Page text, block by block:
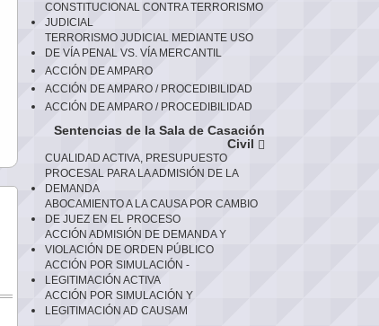
CONSTITUCIONAL CONTRA TERRORISMO
JUDICIAL
TERRORISMO JUDICIAL MEDIANTE USO
DE VÍA PENAL VS. VÍA MERCANTIL
ACCIÓN DE AMPARO
ACCIÓN DE AMPARO / PROCEDIBILIDAD
ACCIÓN DE AMPARO / PROCEDIBILIDAD
Sentencias de la Sala de Casación
Civil
CUALIDAD ACTIVA, PRESUPUESTO
PROCESAL PARA LA ADMISIÓN DE LA
DEMANDA
ABOCAMIENTO A LA CAUSA POR CAMBIO
DE JUEZ EN EL PROCESO
ACCIÓN ADMISIÓN DE DEMANDA Y
VIOLACIÓN DE ORDEN PÚBLICO
ACCIÓN POR SIMULACIÓN -
LEGITIMACIÓN ACTIVA
ACCIÓN POR SIMULACIÓN Y
LEGITIMACIÓN AD CAUSAM